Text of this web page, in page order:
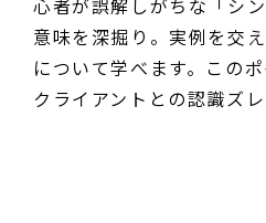
意味を深掘り。実例を交
について学べます。この
クライアントとの認識ズレ